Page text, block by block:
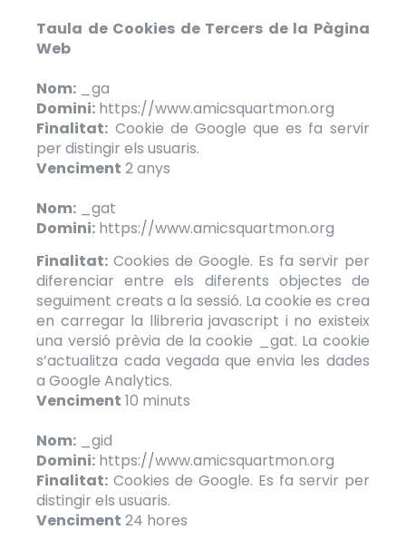
Taula de Cookies de Tercers de la Pàgina
Web
Nom: _ga
Domini: https://www.amicsquartmon.org
Finalitat: Cookie de Google que es fa servir
per distingir els usuaris.
Venciment 2 anys
Nom: _gat
Domini: https://www.amicsquartmon.org
Finalitat: Cookies de Google. Es fa servir per
diferenciar entre els diferents objectes de
seguiment creats a la sessió. La cookie es crea
en carregar la llibreria javascript i no existeix
una versió prèvia de la cookie _gat. La cookie
s’actualitza cada vegada que envia les dades
a Google Analytics.
Venciment 10 minuts
Nom: _gid
Domini: https://www.amicsquartmon.org
Finalitat: Cookies de Google. Es fa servir per
distingir els usuaris.
Venciment 24 hores